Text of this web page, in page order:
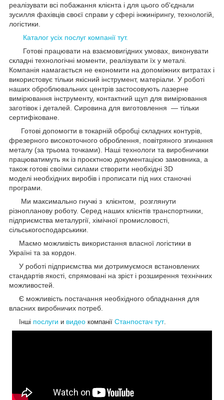
реалізувати всі побажання клієнта і для цього об'єднали
зусилля фахівців своєї справи у сфері інжинірингу, технологій,
логістики.
Каталог усіх послуг компанії тут.
Готові працювати на взаємовигідних умовах, виконувати
складні технологічні моменти, реалізувати їх у металі.
Компанія намагається не економити на допоміжних витратах і
використовує тільки якісний інструмент, матеріали. У роботі
наших оброблювальних центрів застосовують лазерне
вимірювання інструменту, контактний щуп для вимірювання
заготівок і деталей. Сировина для виготовлення — тільки
сертифіковане.
Готові допомогти в токарній обробці складних контурів,
фрезерного високоточного оброблення, повітряного згинання
металу (за трьома точками). Наші технологи та виробничики
працюватимуть як із проєктною документацією замовника, а
також готові своїми силами створити необхідні 3D
моделі необхідних виробів і прописати під них станочні
програми.
Ми максимально гнучкі з клієнтом, розглянути
різнопланову роботу. Серед наших клієнтів транспортники,
підприємства металургії, хімічної промисловості,
сільськогосподарськики.
Маємо можливість використання власної логістики в
Україні та за кордон.
У роботі підприємства ми дотримуємося встановлених
стандартів якості, спрямовані на зріст і розширення технічних
можливостей.
Є можливість постачання необхідного обладнання для
власних виробничих потреб.
Інші послуги и видео компанії Станпостач тут.